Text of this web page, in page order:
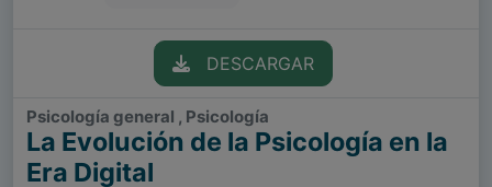
DESCARGAR
Psicología general , Psicología
La Evolución de la Psicología en la
Era Digital